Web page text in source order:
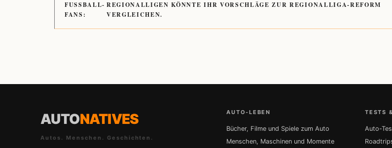
FUSSBALL-
FANS:
REGIONALLIGEN KÖNNTE IHR VORSCHLÄGE ZUR REGIONALLIGA-REFORM
VERGLEICHEN.
AUTONATIVES
Autos. Menschen. Geschichten.
AUTO-LEBEN
Bücher, Filme und Spiele zum Auto
Menschen, Maschinen und Momente
TESTS
Auto-